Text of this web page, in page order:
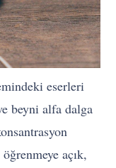
eserleri
beyni alfa dalga
açık,